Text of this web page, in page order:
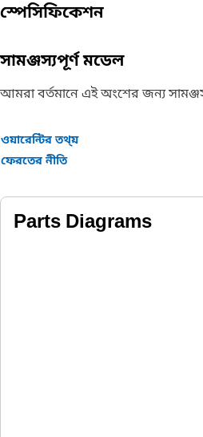
স্পেসিফিকেশন
সামঞ্জস্যপূর্ণ মডেল
আমরা বর্তমানে এই অংশের জন্য
ওয়ারেন্টির তথ্য়
ফেরতের নীতি
Parts Diagrams